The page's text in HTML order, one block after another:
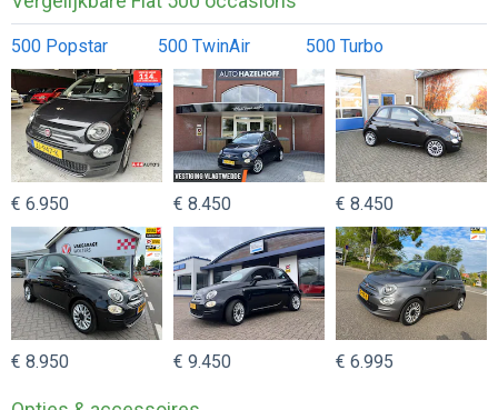
500 Popstar 500 TwinAir 500 Turbo
€ 6.950 € 8.450 € 8.450
€ 8.950 € 9.450 € 6.995